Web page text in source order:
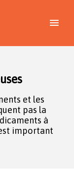
et les
pas la
à
important